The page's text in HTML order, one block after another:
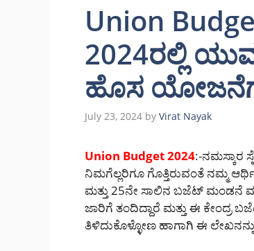
Union
2024ರಲ್ಲಿ
ಹೊಸ
July 23, 2024 by Virat Nayak
Union Budget 2024:-ನಮಸ್ಕಾರ
ನಿಮಗೆಲ್ಲರಿಗೂ ಗೊತ್ತಿರುವಂತೆ ನಮ್ಮ
ಮತ್ತು 25ನೇ ಸಾಲಿನ ಬಜೆಟ್ ಮಂಡನೆ
ಜಾರಿಗೆ ತಂದಿದ್ದಾರೆ ಮತ್ತು ಈ ಕೇಂದ್ರ
ತಿಳಿದುಕೊಳ್ಳೋಣ ಹಾಗಾಗಿ ಈ